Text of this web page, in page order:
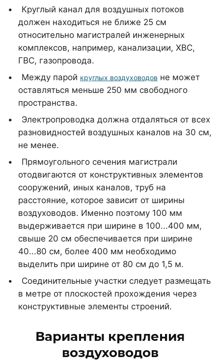
Круглый канал для воздушных потоков
должен находиться не ближе 25 см
относительно магистралей инженерных
комплексов, например, канализации, ХВС,
ГВС, газопровода.
Между парой круглых воздуховодов не может
оставляться меньше 250 мм свободного
пространства.
Электропроводка должна отдаляться от всех
разновидностей воздушных каналов на 30 см,
не менее.
Прямоугольного сечения магистрали
отодвигаются от конструктивных элементов
сооружений, иных каналов, труб на
расстояние, которое зависит от ширины
воздуховодов. Именно поэтому 100 мм
выдерживается при ширине в 100...400 мм,
свыше 20 см обеспечивается при ширине
40...80 см, более 400 мм необходимо
выделить при ширине от 80 см до 1,5 м.
Соединительные участки следует размещать
в метре от плоскостей прохождения через
конструктивные элементы строений.
Варианты крепления
воздуховодов